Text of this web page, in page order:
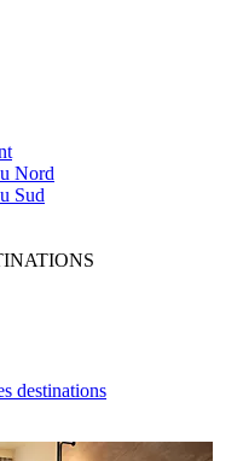
Nord
Sud
destinations